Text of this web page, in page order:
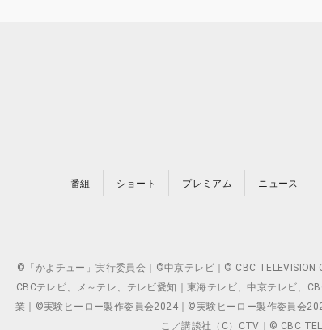
番組 ショート プレミアム ニュース
©「かよチュー」実行委員会｜©中京テレビ｜© CBC
CBCテレビ、メ～テレ、テレビ愛知｜東海テレビ、中京テレビ、
業｜©実験ヒーロー製作委員会2024｜©実験ヒーロー製作委員会
こ／講談社（C）CTV｜© CBC